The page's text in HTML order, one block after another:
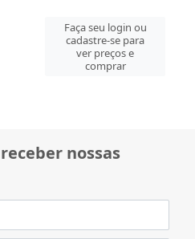
Faça seu login ou
cadastre-se para
ver preços e
comprar
nossas